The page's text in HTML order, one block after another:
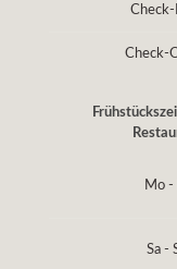
Check-
Mo -
Sa -